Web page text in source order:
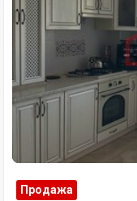
Продажа